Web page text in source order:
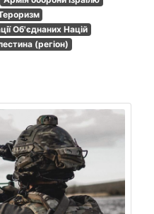
Об'єднаних Націй
(регіон)